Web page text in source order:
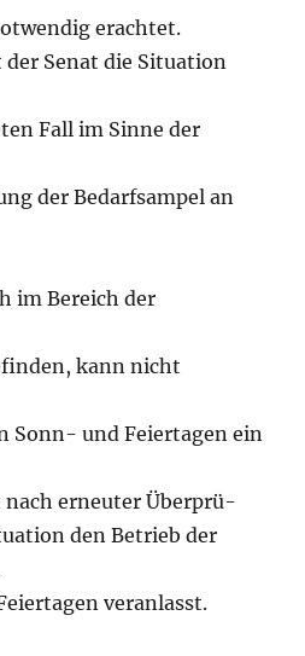
erachtet.
der Senat die Situation
Fall im Sinne der
der Bedarfsampel an
im Bereich der
kann nicht
Sonn- und Feiertagen ein
nach erneuter Überprü-
den Betrieb der
veranlasst.